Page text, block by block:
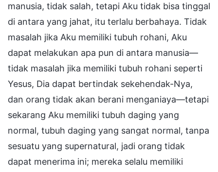
manusia, tidak salah, tetapi Aku tidak bisa tinggal
di antara yang jahat, itu terlalu berbahaya. Tidak
masalah jika Aku memiliki tubuh rohani, Aku
dapat melakukan apa pun di antara manusia—
tidak masalah jika memiliki tubuh rohani seperti
Yesus, Dia dapat bertindak sekehendak-Nya,
dan orang tidak akan berani menganiaya—tetapi
sekarang Aku memiliki tubuh daging yang
normal, tubuh daging yang sangat normal, tanpa
sesuatu yang supernatural, jadi orang tidak
dapat menerima ini; mereka selalu memiliki